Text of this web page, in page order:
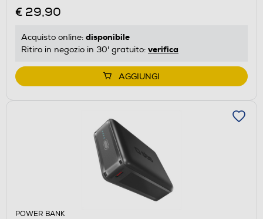
€ 29,90
Acquisto online: disponibile
Ritiro in negozio in 30' gratuito: verifica
AGGIUNGI
POWER BANK